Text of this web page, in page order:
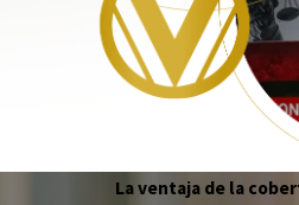
La ventaja de la